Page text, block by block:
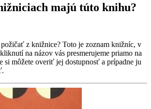
majú túto knihu?
z knižnice? Toto je zoznam knižníc, v
na názov vás presmerujeme priamo na
si môžete overiť jej dostupnosť a prípadne ju